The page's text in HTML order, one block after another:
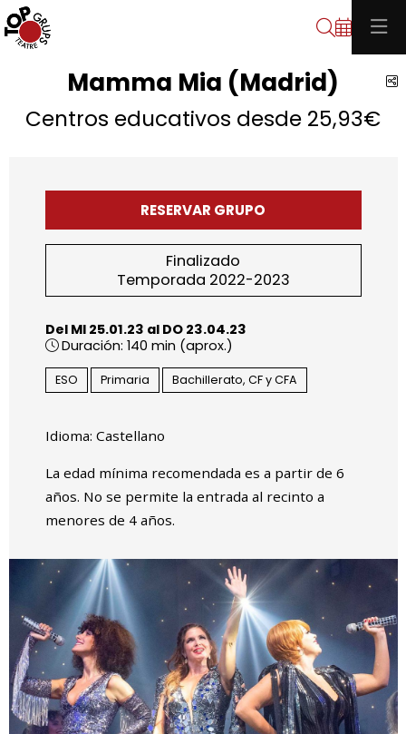
Buscar
Mamma Mia (Madrid)
Centros educativos desde 25,93€
RESERVAR GRUPO
Finalizado
Temporada 2022-2023
Del MI 25.01.23 al DO 23.04.23
Duración: 140 min (aprox.)
ESO Primaria Bachillerato, CF y CFA
Idioma: Castellano
La edad mínima recomendada es a partir de 6
años. No se permite la entrada al recinto a
menores de 4 años.